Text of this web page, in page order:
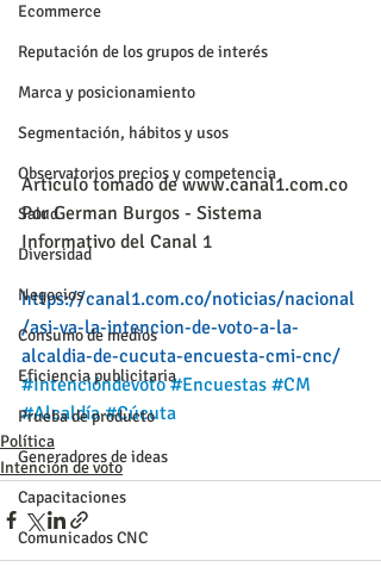
Ecommerce
Reputación de los grupos de interés
Marca y posicionamiento
Segmentación, hábitos y usos
Observatorios precios y competencia
Salud
Diversidad
Negocios
Consumo de medios
Eficiencia publicitaria
Prueba de producto
Generadores de ideas
Capacitaciones
Comunicados CNC
Artículo tomado de www.canal1.com.co
Por German Burgos - Sistema
Informativo del Canal 1
https://canal1.com.co/noticias/nacional
/asi-va-la-intencion-de-voto-a-la-
alcaldia-de-cucuta-encuesta-cmi-cnc/
#Intencióndevoto #Encuestas #CM
#Alcaldía #Cúcuta
Política
Intención de voto